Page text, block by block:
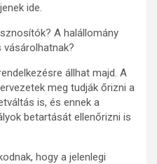
ide.
A halállomány
állhat majd. A
meg tudják őrizni a
is, és ennek a
betartását ellenőrizni is
hogy a jelenlegi